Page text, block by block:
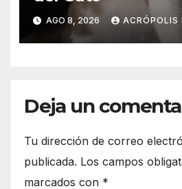
AGO 8, 2026 ACRÓPOLIS
Deja un
Tu dirección de correo
publicada. Los campos
marcados con *